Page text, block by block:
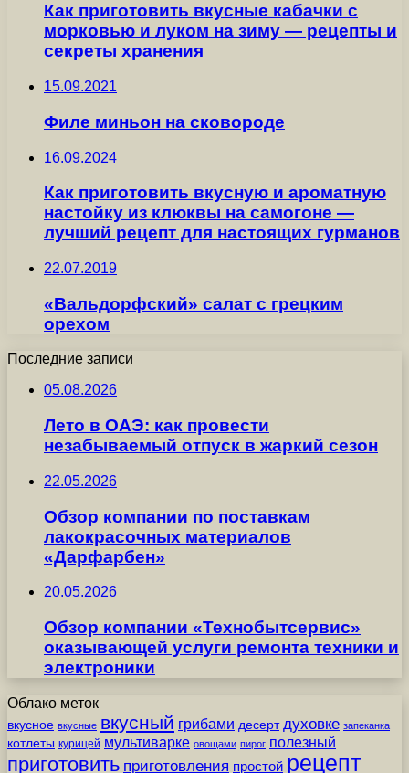
Как приготовить вкусные кабачки с
морковью и луком на зиму — рецепты и
секреты хранения
15.09.2021
Филе миньон на сковороде
16.09.2024
Как приготовить вкусную и ароматную
настойку из клюквы на самогоне —
лучший рецепт для настоящих гурманов
22.07.2019
«Вальдорфский» салат с грецким
орехом
Последние записи
05.08.2026
Лето в ОАЭ: как провести
незабываемый отпуск в жаркий сезон
22.05.2026
Обзор компании по поставкам
лакокрасочных материалов
«Дарфарбен»
20.05.2026
Обзор компании «Технобытсервис»
оказывающей услуги ремонта техники и
электроники
Облако меток
вкусное вкусные вкусный грибами десерт духовке запеканка
котлеты курицей мультиварке овощами пирог полезный
приготовить приготовления простой рецепт